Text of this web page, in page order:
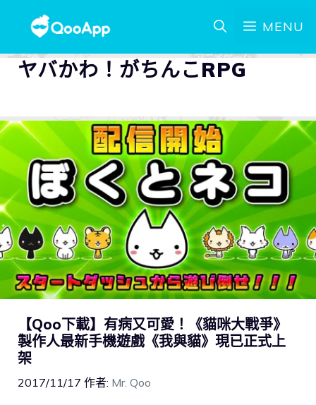
MENU
ヤバかわ！がちんこRPG
【Qoo下載】有病又可愛！《貓咪大戰爭》
製作人最新手機遊戲《我與貓》現已正式上
架
2017/11/17 作者: Mr. Qoo